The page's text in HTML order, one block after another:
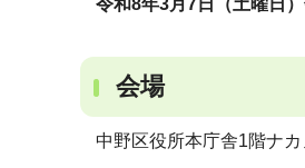
令和8年3月7日（土曜日
会場
中野区役所本庁舎1階ナカ